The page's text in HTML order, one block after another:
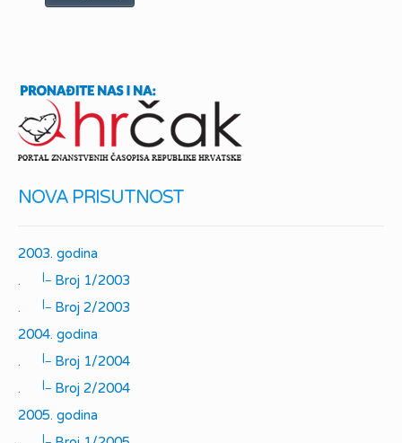
NOVA PRISUTNOST
2003. godina
.
|_
Broj 1/2003
.
|_
Broj 2/2003
2004. godina
.
|_
Broj 1/2004
.
|_
Broj 2/2004
2005. godina
|_